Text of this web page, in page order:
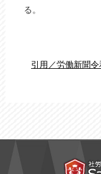
る。
引用／労働新聞